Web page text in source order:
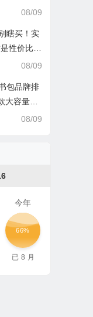
08/09
瞎买！实
性价比之
08/09
包品牌排
大容量减
08/09
今年
66%
已 8 月